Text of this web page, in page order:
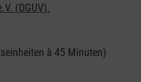
(DGUV).
à 45 Minuten)